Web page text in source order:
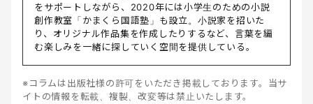
をサポートしながら、2020年には小学生のための小説
創作教室「かまくら国語塾」も設立。小説家を招いた
り、オリジナル作品集を作成したりするなど、言葉を編
む楽しみを一緒に探していく空間を提供している。
※コラムは出版社様の許可をいただき掲載しております。当サ
イトの情報を転載、複製、改変等は禁止いたします。